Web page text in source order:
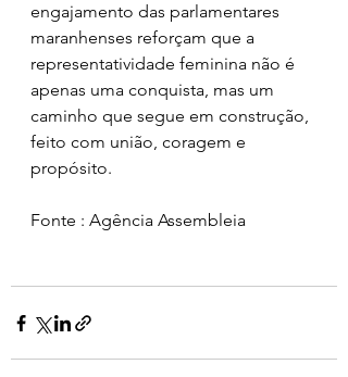
engajamento das parlamentares
maranhenses reforçam que a
representatividade feminina não é
apenas uma conquista, mas um
caminho que segue em construção,
feito com união, coragem e
propósito.
Fonte : Agência Assembleia